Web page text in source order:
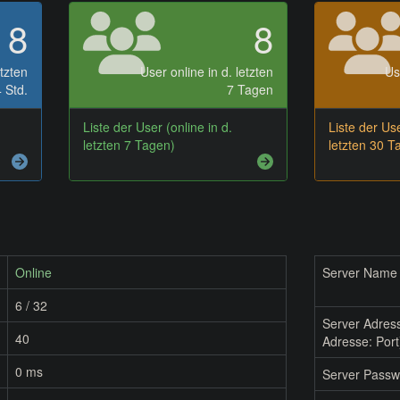
8
Std.
8
User online in d. letzten
7 Tagen
Liste der User (online in d.
letzten 7 Tagen)
Liste der
letzten 30
Online
6 / 32
40
0 ms
Server Name
Server
Adresse:
Server